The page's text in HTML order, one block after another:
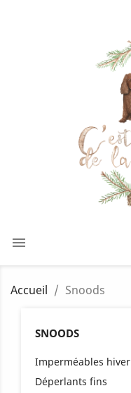

Accueil Snoods
SNOODS
Imperméables hiver
Déperlants fins